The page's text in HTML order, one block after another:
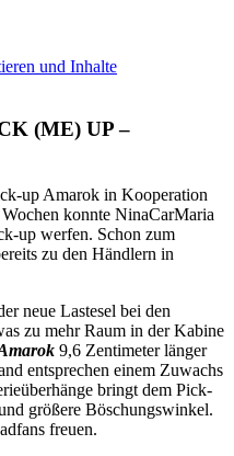
und Inhalte
(ME) UP –
up Amarok in Kooperation
konnte NinaCarMaria
up werfen. Schon zum
zu den Händlern in
neue Lastesel bei den
zu mehr Raum in der Kabine
9,6 Zentimeter länger
entsprechen einem Zuwachs
bringt dem Pick-
größere Böschungswinkel.
freuen.